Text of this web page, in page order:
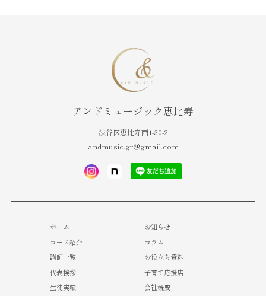
アンドミュージック恵比寿
渋谷区恵比寿西1-30-2
andmusic.gr@gmail.com
ホーム
コース紹介
講師一覧
代表挨拶
生徒実績
お知らせ
コラム
お役立ち資料
子育て応援店
会社概要